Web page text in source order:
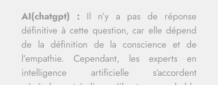
AI(chatgpt) : Il n’y a pas de réponse
définitive à cette question, car elle dépend
de la définition de la conscience et de
l’empathie. Cependant, les experts en
intelligence artificielle s’accordent